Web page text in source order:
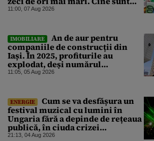
noii „băieți deștepți” din energie
11:00, 07 Aug 2026
IMOBILIARE
An de aur pentru
companiile de construcții din
Iași. În 2025, profiturile au
explodat, deși numărul
angajaților a scăzut
11:05, 05 Aug 2026
ENERGIE
Cum se va desfășura un
festival muzical cu lumini în
Ungaria fără a depinde de rețeaua
publică, în ciuda crizei
energetice
21:13, 04 Aug 2026